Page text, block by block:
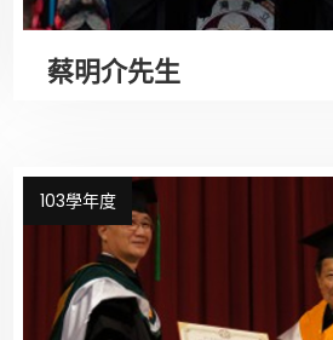
蔡明介先生
103學年度